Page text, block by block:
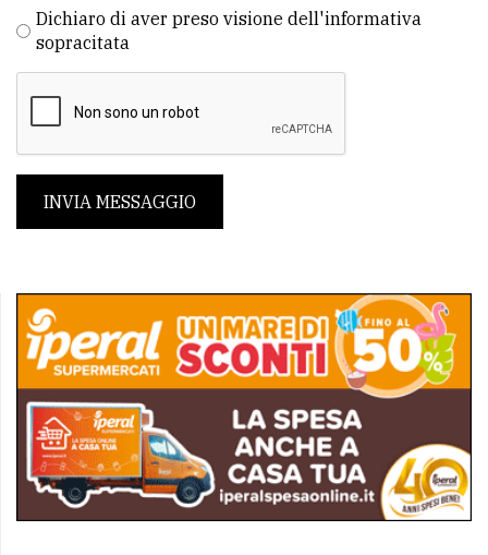
Dichiaro di aver preso visione dell'informativa
sopracitata
INVIA MESSAGGIO